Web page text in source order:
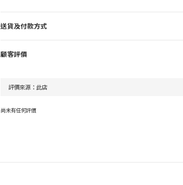
送貨及付款方式
顧客評價
尚未有任何評價